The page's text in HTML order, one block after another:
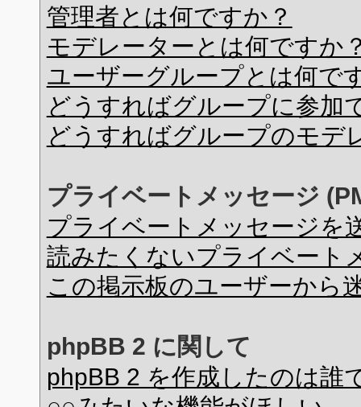
管理者とは何ですか？
モデレーターとは何ですか
ユーザーグループとは何で
どうすればグループに参加
どうすればグループのモデ
プライベートメッセージ
プライベートメッセージを
読みたくないプライベート
この掲示板のユーザーから
phpBB 2 に関して
phpBB 2 を作成したのは誰